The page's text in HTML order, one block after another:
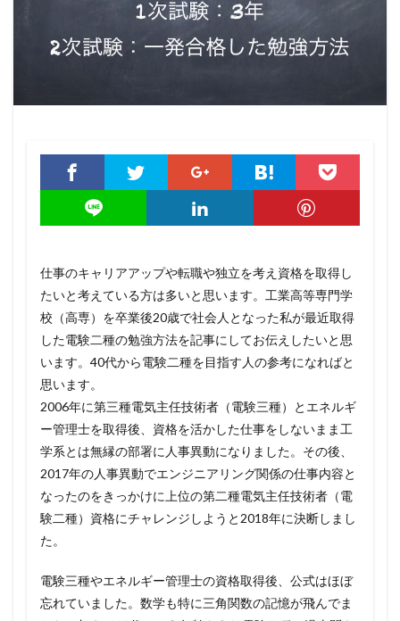
仕事のキャリアアップや転職や独立を考え資格を取得し
たいと考えている方は多いと思います。工業高等専門学
校（高専）を卒業後20歳で社会人となった私が最近取得
した電験二種の勉強方法を記事にしてお伝えしたいと思
います。40代から電験二種を目指す人の参考になればと
思います。
2006年に第三種電気主任技術者（電験三種）とエネルギ
ー管理士を取得後、資格を活かした仕事をしないまま工
学系とは無縁の部署に人事異動になりました。その後、
2017年の人事異動でエンジニアリング関係の仕事内容と
なったのをきっかけに上位の第二種電気主任技術者（電
験二種）資格にチャレンジしようと2018年に決断しまし
た。
電験三種やエネルギー管理士の資格取得後、公式はほぼ
忘れていました。数学も特に三角関数の記憶が飛んでま